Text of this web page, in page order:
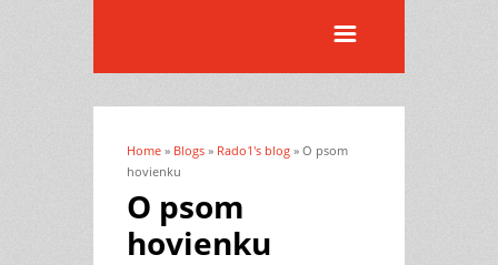
You are here
Home » Blogs » Rado1's blog » O psom
hovienku
O psom
hovienku